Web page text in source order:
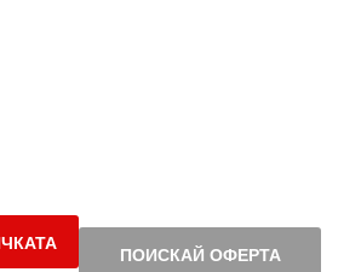
ПОИСКАЙ ОФЕРТА